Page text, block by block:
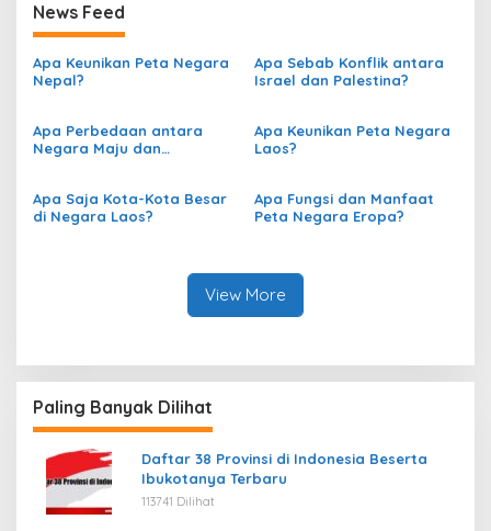
News Feed
Apa Keunikan Peta Negara
Nepal?
Apa Sebab Konflik antara
Israel dan Palestina?
Apa Perbedaan antara
Negara Maju dan
Apa Keunikan Peta Negara
Laos?
Apa Saja Kota-Kota Besar
di Negara Laos?
Apa Fungsi dan Manfaat
Peta Negara Eropa?
View More
Paling Banyak Dilihat
Daftar 38 Provinsi di Indonesia Beserta
Ibukotanya Terbaru
113741 Dilihat